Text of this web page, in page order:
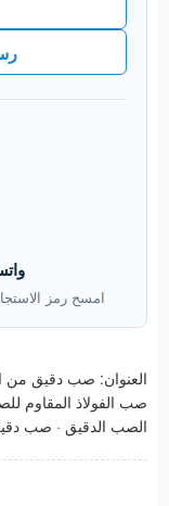
امسح رمز
العنوان: صب دقيق من
صب الفولاذ المقاوم
الصب الدقيق · صب